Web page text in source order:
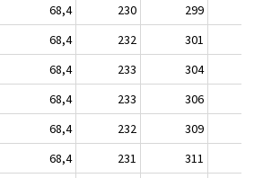
68,4 230
299
68,4 232
301
68,4 233
304
68,4 233
306
68,4 232
309
68,4 231
311